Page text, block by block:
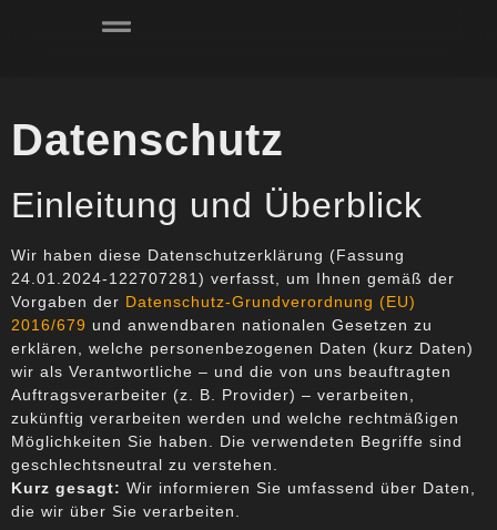
Datenschutz
Einleitung und Überblick
Wir haben diese Datenschutzerklärung (Fassung
24.01.2024-122707281) verfasst, um Ihnen gemäß der
Vorgaben der Datenschutz-Grundverordnung (EU)
2016/679 und anwendbaren nationalen Gesetzen zu
erklären, welche personenbezogenen Daten (kurz Daten)
wir als Verantwortliche – und die von uns beauftragten
Auftragsverarbeiter (z. B. Provider) – verarbeiten,
zukünftig verarbeiten werden und welche rechtmäßigen
Möglichkeiten Sie haben. Die verwendeten Begriffe sind
geschlechtsneutral zu verstehen.
Kurz gesagt: Wir informieren Sie umfassend über Daten,
die wir über Sie verarbeiten.